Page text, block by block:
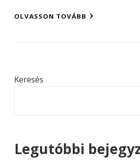
OLVASSON TOVÁBB
Keresés
Legutóbbi